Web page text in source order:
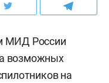
МИД России
возможных
на